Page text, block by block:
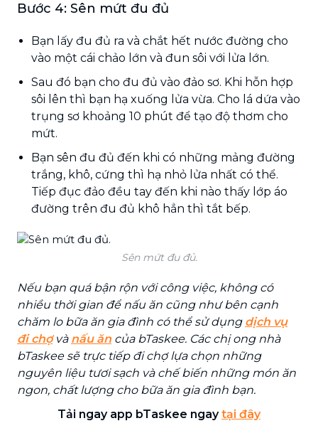
Bước 4: Sên mứt đu đủ
Bạn lấy đu đủ ra và chắt hết nước đường cho
vào một cái chảo lớn và đun sôi với lửa lớn.
Sau đó bạn cho đu đủ vào đảo sơ. Khi hỗn hợp
sôi lên thì bạn hạ xuống lửa vừa. Cho lá dứa vào
trụng sơ khoảng 10 phút để tạo độ thơm cho
mứt.
Bạn sên đu đủ đến khi có những mảng đường
trắng, khô, cứng thì hạ nhỏ lửa nhất có thể.
Tiếp đục đảo đều tay đến khi nào thấy lớp áo
đường trên đu đủ khô hẳn thì tắt bếp.
Sên mứt đu đủ.
Nếu bạn quá bận rộn với công việc, không có
nhiều thời gian để nấu ăn cũng như bên cạnh
chăm lo bữa ăn gia đình có thể sử dụng dịch vụ
đi chợvà nấu ăn của bTaskee. Các chị ong nhà
bTaskee sẽ trực tiếp đi chợ lựa chọn những
nguyên liệu tươi sạch và chế biến những món ăn
ngon, chất lượng cho bữa ăn gia đình bạn.
Tải ngay app bTaskee ngaytại đây